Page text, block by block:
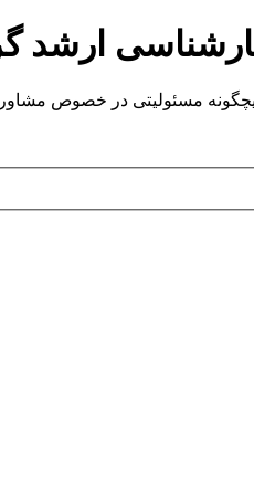
ارشد
در خصوص مشاوره های داده